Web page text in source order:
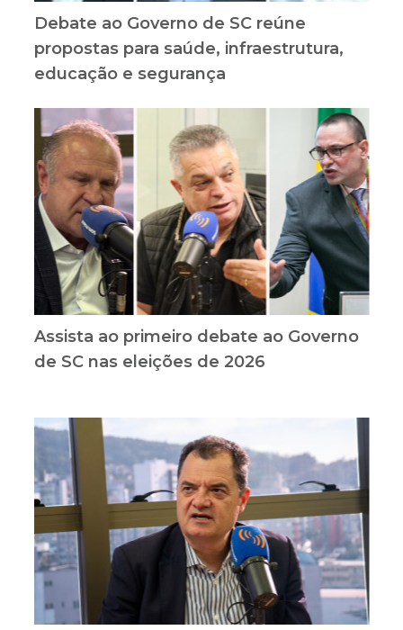
Debate ao Governo de SC reúne
propostas para saúde, infraestrutura,
educação e segurança
Assista ao primeiro debate ao Governo
de SC nas eleições de 2026